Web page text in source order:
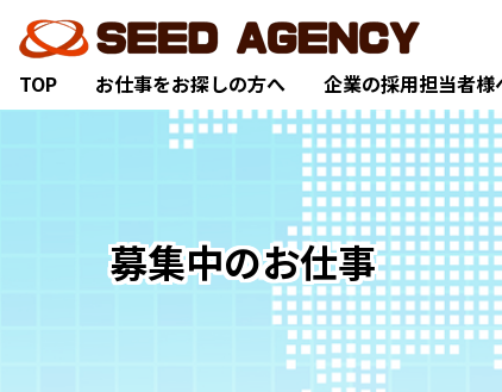
TOP お仕事をお探しの方へ 企業の採用担当者様
募集中のお仕事